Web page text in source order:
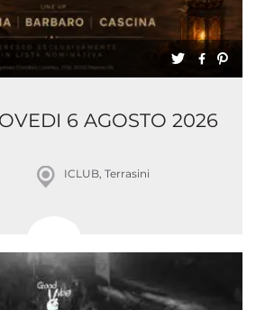
6 AGOSTO 2026
ICLUB, Terrasini